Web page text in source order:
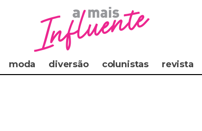
moda diversão colunistas revista